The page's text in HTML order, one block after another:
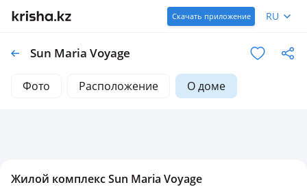
Скачать приложение RU
Sun Maria Voyage
Фото Расположение О доме
Жилой комплекс Sun Maria Voyage